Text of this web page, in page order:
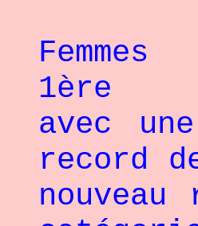
Femmes
1ère
avec
record